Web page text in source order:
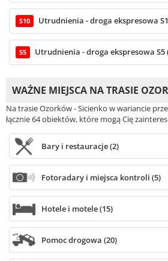
S10 Utrudnienia - droga ekspresowa
S5 Utrudnienia - droga ekspresowa S5
WAŻNE MIEJSCA NA TRASIE
Na trasie Ozorków - Sicienko w wariancie
łącznie 64 obiektów, które mogą Cię
Bary i restauracje (2)
Fotoradary i miejsca kontroli (5)
Hotele i motele (15)
Pomoc drogowa (20)